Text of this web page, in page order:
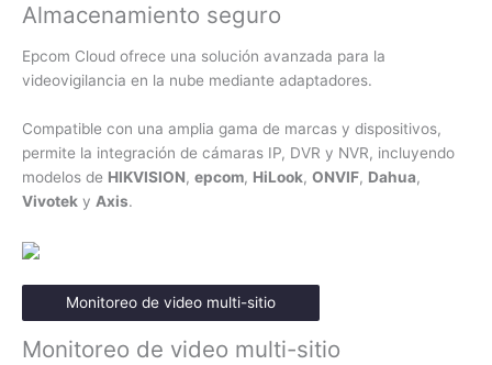
Almacenamiento seguro
Epcom Cloud ofrece una solución avanzada para la
videovigilancia en la nube mediante adaptadores.
Compatible con una amplia gama de marcas y dispositivos,
permite la integración de cámaras IP, DVR y NVR, incluyendo
modelos de HIKVISION, epcom, HiLook, ONVIF, Dahua,
Vivotek y Axis.
Monitoreo de video multi-sitio
Monitoreo de video multi-sitio